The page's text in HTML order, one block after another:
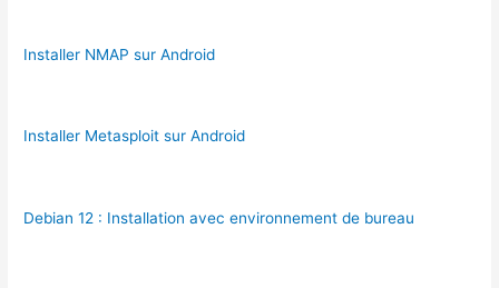
Installer NMAP sur Android
Installer Metasploit sur Android
Debian 12 : Installation avec environnement de bureau